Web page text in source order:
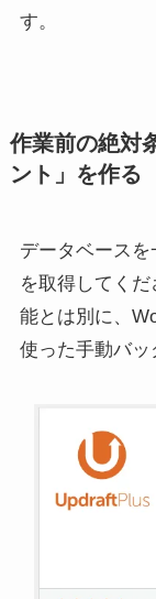
す。
作業前の絶対
ント」を作る
データベース
を取得してく
能とは別に、
使った手動バッ